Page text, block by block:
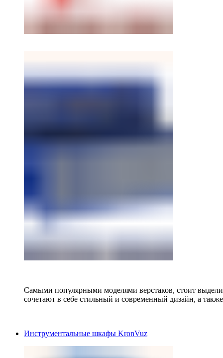
Самыми популярными моделями верстаков, стоит
сочетают в себе стильный и современный дизайн, а
Инструментальные шкафы KronVuz